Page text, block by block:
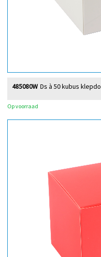
Ds à 50 kubus
485080W
Op voorraad